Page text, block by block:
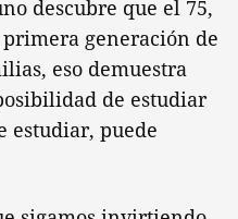
descubre que el 75,
generación de
eso demuestra
de estudiar
estudiar, puede